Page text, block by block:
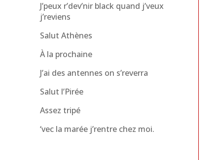
J’peux r’dev’nir black quand j’veux
j’reviens
Salut Athènes
À la prochaine
J’ai des antennes on s’reverra
Salut l’Pirée
Assez tripé
‘vec la marée j’rentre chez moi.